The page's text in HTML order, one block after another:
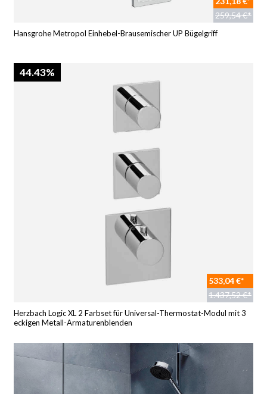
259,54 €*
Hansgrohe Metropol Einhebel-Brausemischer UP Bügelgriff
44.43%
533,04 €*
1.437,52 €*
Herzbach Logic XL 2 Farbset für Universal-Thermostat-Modul mit 3
eckigen Metall-Armaturenblenden